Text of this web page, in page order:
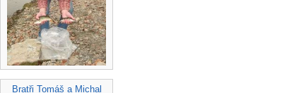
Bratři Tomáš a Michal